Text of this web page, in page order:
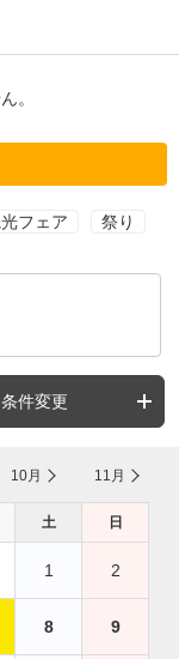
。
フェア 祭り
条件変更
10月 11月
土 日
1 2
8 9